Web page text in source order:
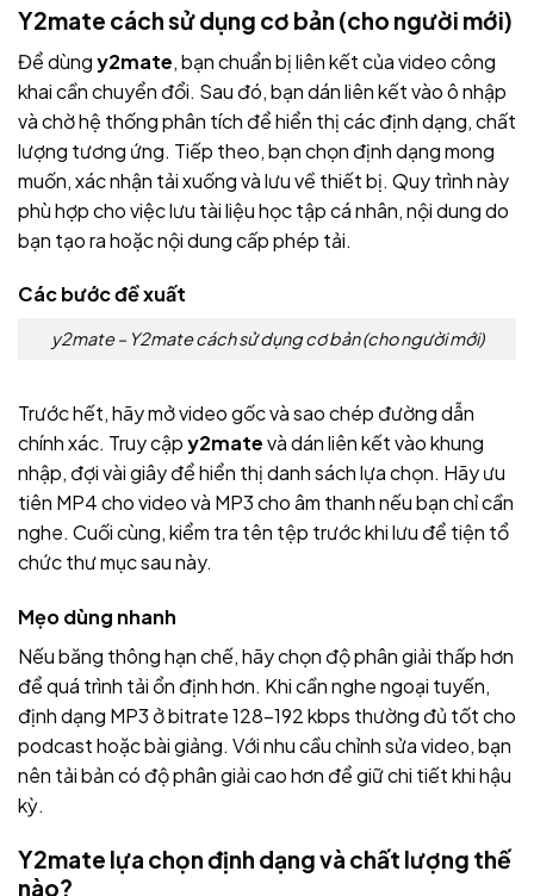
Y2mate cách sử dụng cơ bản (cho người mới)
Để dùngy2mate, bạn chuẩn bị liên kết của video công
khai cần chuyển đổi. Sau đó, bạn dán liên kết vào ô nhập
và chờ hệ thống phân tích để hiển thị các định dạng, chất
lượng tương ứng. Tiếp theo, bạn chọn định dạng mong
muốn, xác nhận tải xuống và lưu về thiết bị. Quy trình này
phù hợp cho việc lưu tài liệu học tập cá nhân, nội dung do
bạn tạo ra hoặc nội dung cấp phép tải.
Các bước đề xuất
y2mate – Y2mate cách sử dụng cơ bản (cho người mới)
Trước hết, hãy mở video gốc và sao chép đường dẫn
chính xác. Truy cậpy2matevà dán liên kết vào khung
nhập, đợi vài giây để hiển thị danh sách lựa chọn. Hãy ưu
tiên MP4 cho video và MP3 cho âm thanh nếu bạn chỉ cần
nghe. Cuối cùng, kiểm tra tên tệp trước khi lưu để tiện tổ
chức thư mục sau này.
Mẹo dùng nhanh
Nếu băng thông hạn chế, hãy chọn độ phân giải thấp hơn
để quá trình tải ổn định hơn. Khi cần nghe ngoại tuyến,
định dạng MP3 ở bitrate 128–192 kbps thường đủ tốt cho
podcast hoặc bài giảng. Với nhu cầu chỉnh sửa video, bạn
nên tải bản có độ phân giải cao hơn để giữ chi tiết khi hậu
kỳ.
Y2mate lựa chọn định dạng và chất lượng thế
nào?